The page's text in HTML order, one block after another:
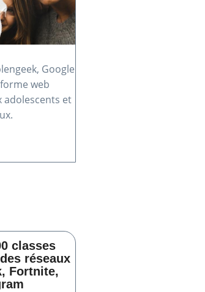
Google
web
et
classes
réseaux
Fortnite,